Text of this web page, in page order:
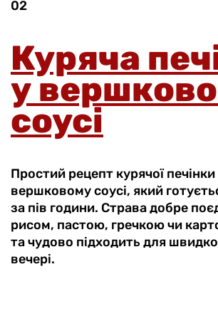
02
Куряча
у
соусі
Простий рецепт курячої
вершковому соусі, який
за пів години. Страва добре
рисом, пастою, гречкою чи
та чудово підходить для
вечері.